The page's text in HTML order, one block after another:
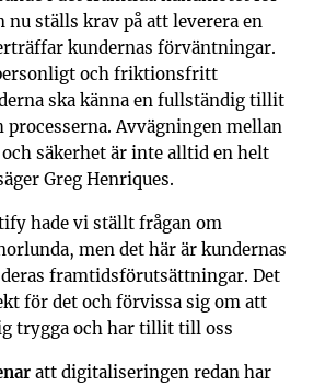
nu ställs krav på att leverera en
kundernas förväntningar.
och friktionsfritt
ska känna en fullständig tillit
Avvägningen mellan
säkerhet är inte alltid en helt
Greg Henriques.
hade vi ställt frågan om
men det här är kundernas
framtidsförutsättningar. Det
för det och förvissa sig om att
trygga och har tillit till oss
att digitaliseringen redan har